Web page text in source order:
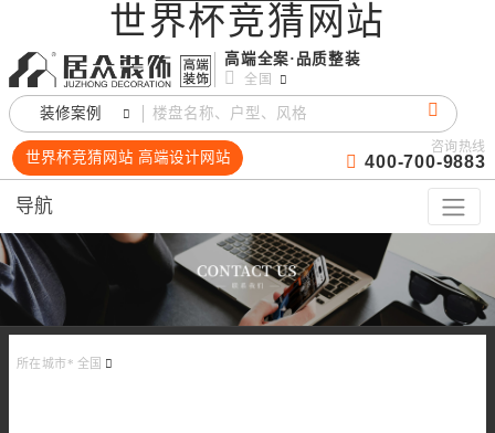
世界杯竞猜网站
高端全案·品质整装
全国
装修案例
世界杯竞猜网站 高端设计网站
咨询热线
400-700-9883
导航
所在城市* 全国